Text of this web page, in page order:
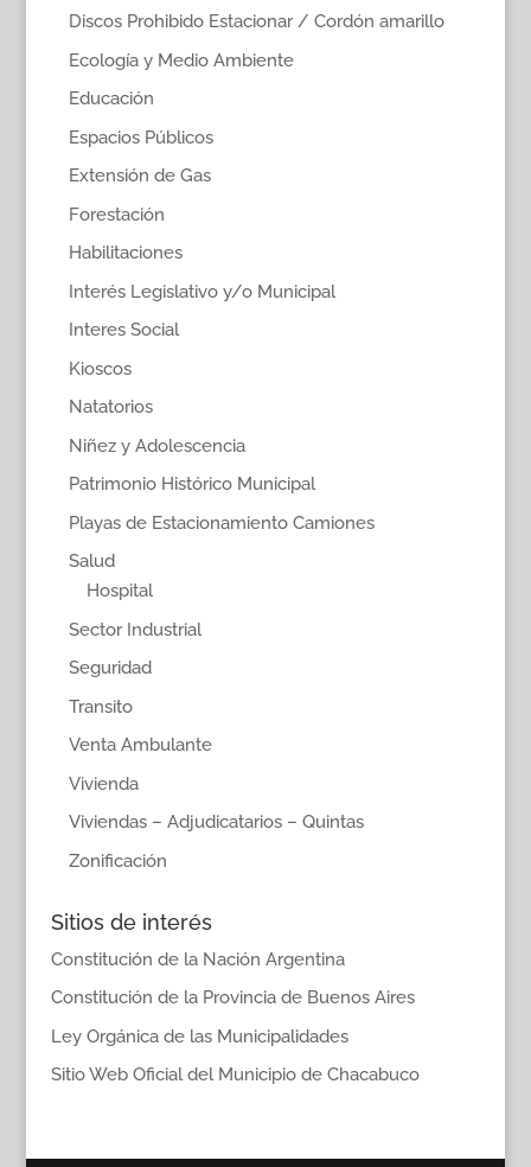
Discos Prohibido Estacionar / Cordón amarillo
Ecología y Medio Ambiente
Educación
Espacios Públicos
Extensión de Gas
Forestación
Habilitaciones
Interés Legislativo y/o Municipal
Interes Social
Kioscos
Natatorios
Niñez y Adolescencia
Patrimonio Histórico Municipal
Playas de Estacionamiento Camiones
Salud
Hospital
Sector Industrial
Seguridad
Transito
Venta Ambulante
Vivienda
Viviendas – Adjudicatarios – Quintas
Zonificación
Sitios de interés
Constitución de la Nación Argentina
Constitución de la Provincia de Buenos Aires
Ley Orgánica de las Municipalidades
Sitio Web Oficial del Municipio de Chacabuco